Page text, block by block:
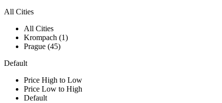
All Cities
All Cities
Krompach (1)
Prague (45)
Default
Price High to Low
Price Low to High
Default